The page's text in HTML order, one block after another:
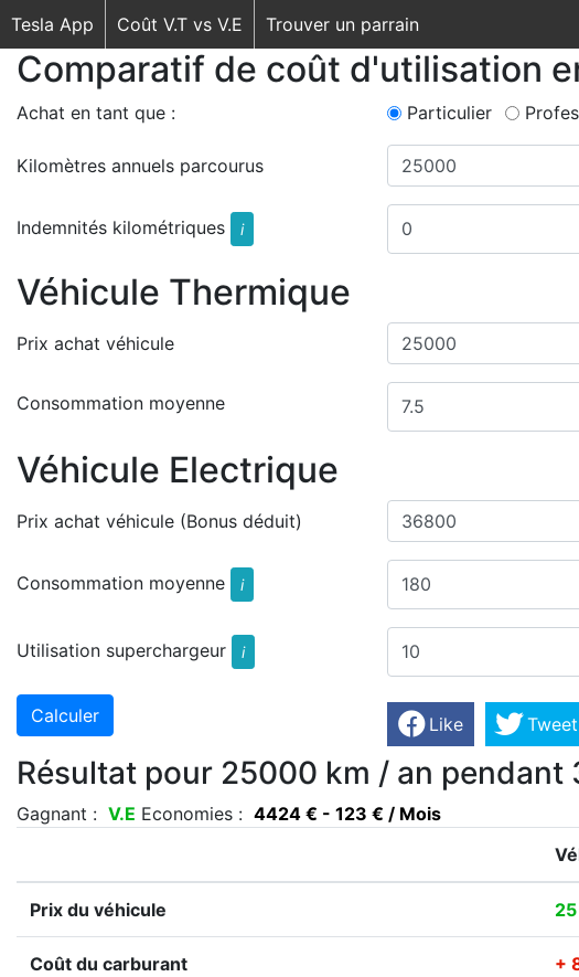
Tesla App Coût V.T vs V.E Trouver un parrain
Comparatif de coût d'utilisation
Achat en tant que : Particulier
Kilomètres annuels parcourus
Indemnités kilométriques i
Véhicule Thermique
Prix achat véhicule
Consommation moyenne
Véhicule Electrique
Prix achat véhicule (Bonus déduit)
Consommation moyenne i
Utilisation superchargeur i
Like Tweet
Résultat pour 25000 km / an pendant
Gagnant : V.E Economies : 4424 € - 123 € / Mois
Prix du véhicule
Coût du carburant +